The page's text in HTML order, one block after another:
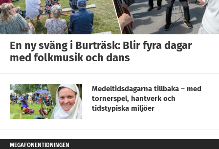
En ny sväng i Burträsk: Blir fyra dagar
med folkmusik och dans
Medeltidsdagarna tillbaka – med
tornerspel, hantverk och
tidstypiska miljöer
MEGAFONENTIDNINGEN